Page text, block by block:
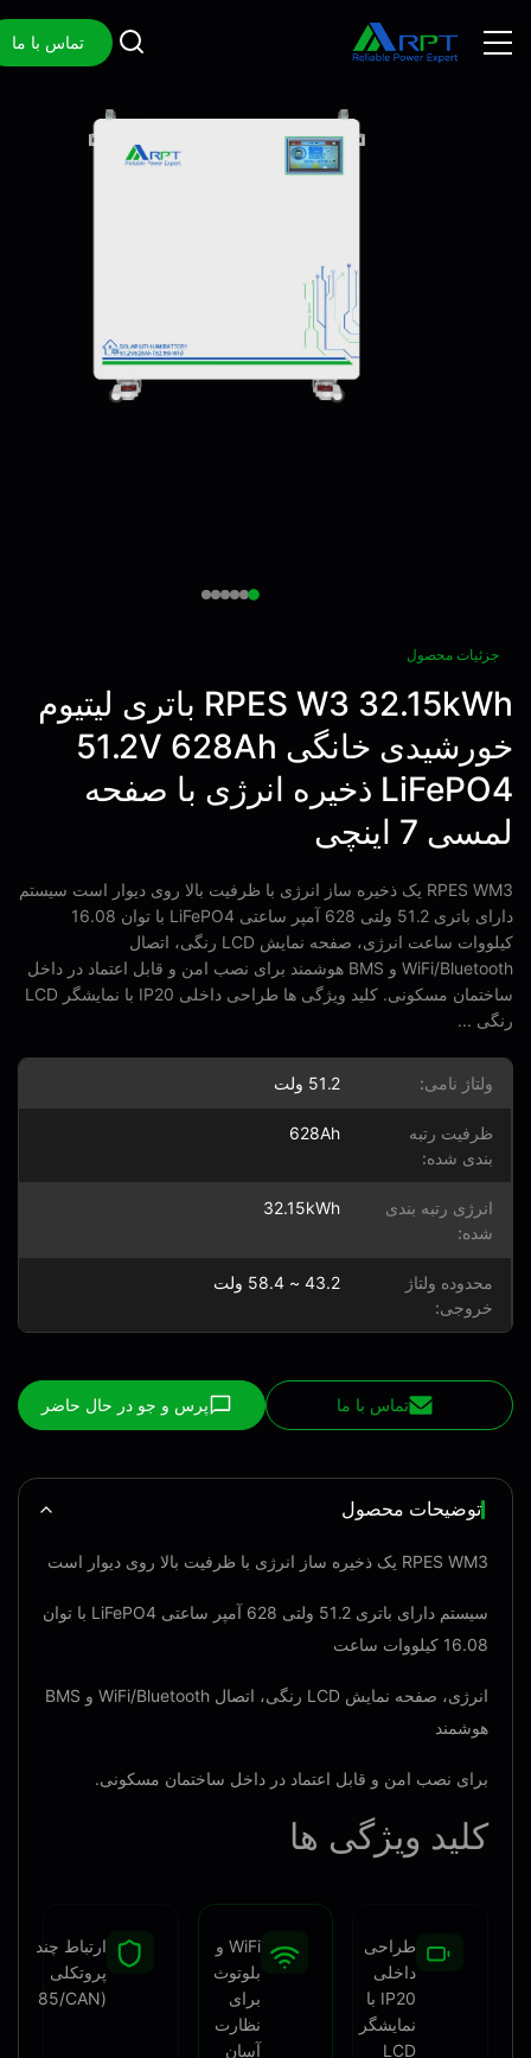
تماس با ما
محصول
RPES W3 32.15kWh باتری لیتیوم
خورشیدی خانگی 51.2V 628Ah
LiFePO4 ذخیره انرژی با صفحه
7 اینچی
RPES WM3 یک ذخیره ساز انرژی با ظرفیت بالا روی دیوار است سیستم
دارای باتری 51.2 ولتی 628 آمپر ساعتی LiFePO4 با توان 16.08
کیلووات ساعت انرژی، صفحه نمایش LCD رنگی، اتصال
WiFi/Bluetooth و BMS هوشمند برای نصب امن و قابل اعتماد در داخل
ساختمان مسکونی. کلید ویژگی ها طراحی داخلی IP20 با نمایشگر LCD
...
ولتاژ نامی:
ظرفیت رتبه
بندی شده:
628Ah
انرژی رتبه بندی
32.15kWh
محدوده ولتاژ
خروجی:
تماس با ما پرس و جو در حال حاضر
توضیحات محصول
RPES WM3 یک ذخیره ساز انرژی با ظرفیت بالا روی دیوار است
سیستم دارای باتری 51.2 ولتی 628 آمپر ساعتی LiFePO4 با توان
16.08 کیلووات ساعت
انرژی، صفحه نمایش LCD رنگی، اتصال WiFi/Bluetooth و BMS
هوشمند
برای نصب امن و قابل اعتماد در داخل ساختمان مسکونی.
کلیدویژگی ها
طراحی
داخلی
IP20 با
نمایشگر
WiFi و
بلوتوث
نظارت
ارتباط چند
پروتکلی